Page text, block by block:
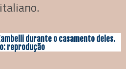
durante o casamento deles.
reprodução